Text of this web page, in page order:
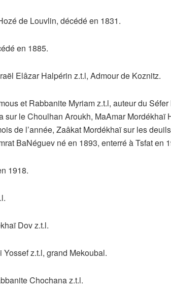
de Louvlin, décédé en 1831.
en 1885.
Elâzar Halpérin z.t.l, Admour de Koznitz.
et Rabbanite Myriam z.t.l, auteur du
le Choulhan Aroukh, MaAmar Mordékhaï
de l’année, Zaâkat Mordékhaï sur les
BaNéguev né en 1893, enterré à Tsfat en
1918.
Dov z.t.l.
z.t.l, grand Mekoubal.
Chochana z.t.l.